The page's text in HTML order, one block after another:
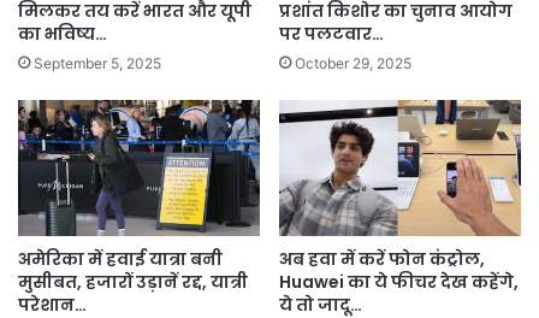
मिलकर तय करें भारत और यूपी
का भविष्य…
September 5, 2025
प्रशांत किशोर का चुनाव आयोग
पर पलटवार…
October 29, 2025
अमेरिका में हवाई यात्रा बनी
मुसीबत, हजारों उड़ानें रद्द, यात्री
परेशान…
अब हवा में करें फोन कंट्रोल,
Huawei का ये फीचर देख कहेंगे,
ये तो जादू…